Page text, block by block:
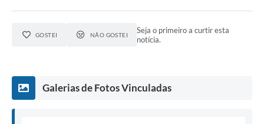
GOSTEI NÃO GOSTEI
Seja o primeiro a curtir esta
notícia.
Galerias de Fotos Vinculadas